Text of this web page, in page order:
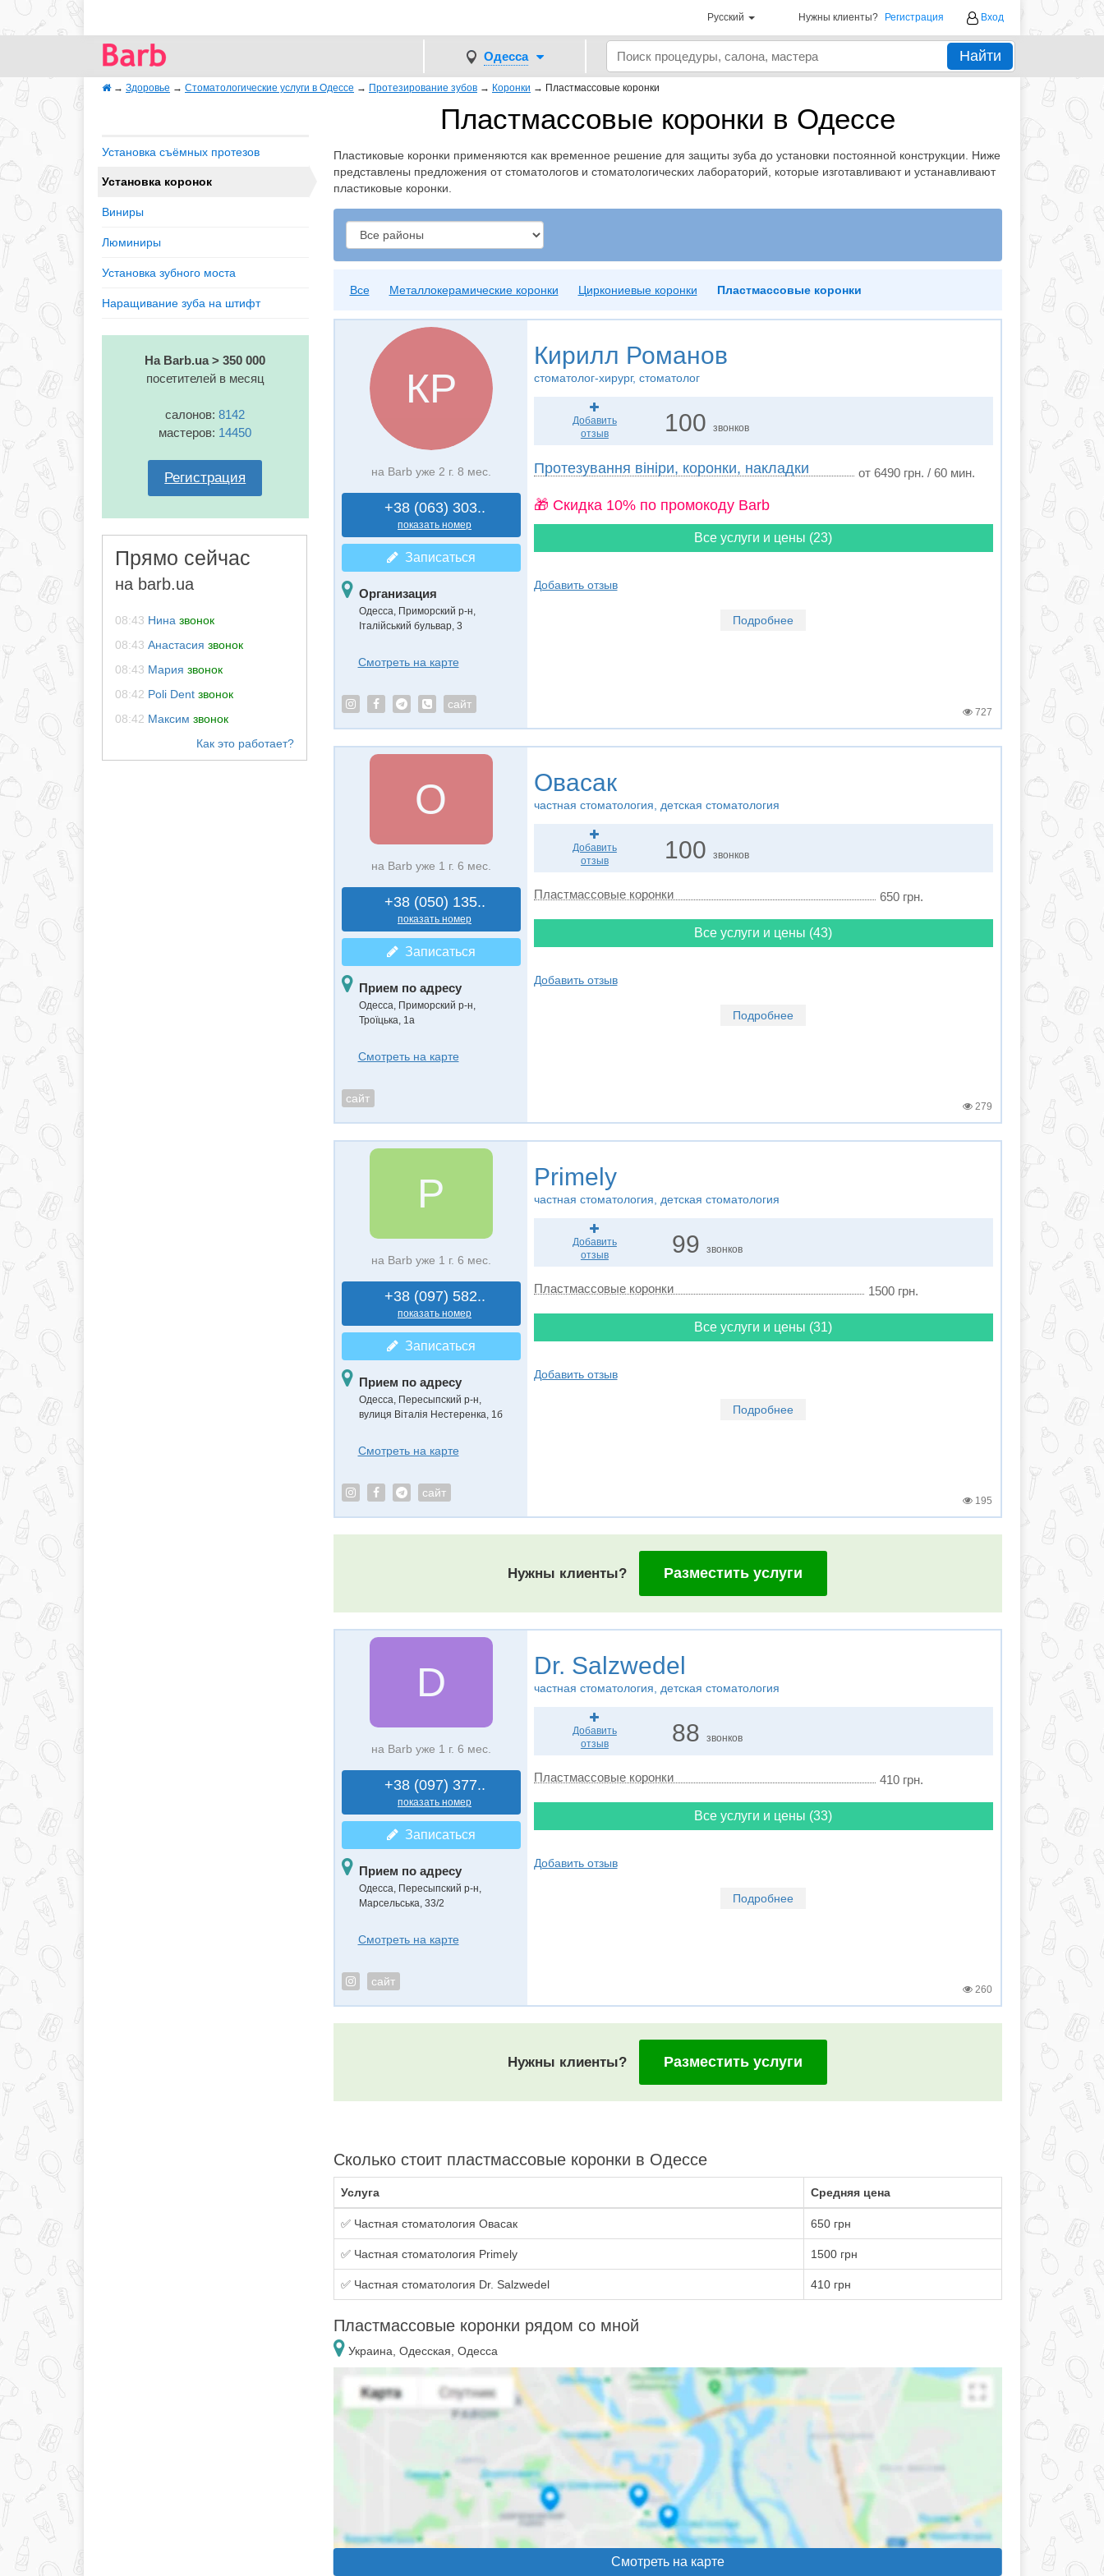
Русский Нужны клиенты? Регистрация Вход
Одесса Найти
→ Здоровье → Стоматологические услуги в Одессе → Протезирование зубов → Коронки → Пластмассовые коронки
Пластмассовые коронки в Одессе
Пластиковые коронки применяются как временное решение для защиты зуба до установки постоянной конструкции. Ниже
представлены предложения от стоматологов и стоматологических лабораторий, которые изготавливают и устанавливают
пластиковые коронки.
Все Металлокерамические коронки Циркониевые коронки Пластмассовые коронки
Установка съёмных протезов
Установка коронок
Виниры
Люминиры
Установка зубного моста
Наращивание зуба на штифт
На Barb.ua > 350 000
посетителей в месяц
салонов:8142
мастеров: 14450
Регистрация
Прямо сейчас
на barb.ua
08:43 Нина звонок
08:43 Анастасия звонок
08:43 Мария звонок
08:42 Poli Dent звонок
08:42 Максим звонок
КР
на Barb уже 2 г. 8 мес.
+38 (063) 303..
показать номер
Записаться
Организация
Одесса, Приморский р-н,
Італійський бульвар, 3
Смотреть на карте
сайт
Кирилл Романов
стоматолог-хирург, стоматолог
Добавить
отзыв
100звонков
Протезування вініри, коронки, накладки от 6490 грн. / 60 мин.
🎁 Cкидка 10% по промокоду Barb
Все услуги и цены (23)
Добавить отзыв
Подробнее
727
О
на Barb уже 1 г. 6 мес.
+38 (050) 135..
показать номер
Записаться
Прием по адресу
Одесса, Приморский р-н,
Троїцька, 1а
Смотреть на карте
сайт
Овасак
частная стоматология, детская стоматология
Добавить
отзыв
100звонков
Пластмассовые коронки 650 грн.
Все услуги и цены (43)
Добавить отзыв
Подробнее
279
P
на Barb уже 1 г. 6 мес.
+38 (097) 582..
показать номер
Записаться
Прием по адресу
Одесса, Пересыпский р-н,
вулиця Віталія Нестеренка, 1б
Смотреть на карте
сайт
Primely
частная стоматология, детская стоматология
Добавить
отзыв
99 звонков
Пластмассовые коронки 1500 грн.
Все услуги и цены (31)
Добавить отзыв
Подробнее
195
Нужны клиенты? Разместить услуги
D
на Barb уже 1 г. 6 мес.
+38 (097) 377..
показать номер
Записаться
Прием по адресу
Одесса, Пересыпский р-н,
Марсельська, 33/2
Смотреть на карте
сайт
Dr. Salzwedel
частная стоматология, детская стоматология
Добавить
отзыв
88 звонков
Пластмассовые коронки 410 грн.
Все услуги и цены (33)
Добавить отзыв
Подробнее
260
Нужны клиенты? Разместить услуги
Сколько стоит пластмассовые коронки в Одессе
Услуга Средняя цена
✅ Частная стоматология Овасак 650 грн
✅ Частная стоматология Primely 1500 грн
✅ Частная стоматология Dr. Salzwedel 410 грн
Пластмассовые коронки рядом со мной
Украина, Одесская, Одесса
Смотреть на карте